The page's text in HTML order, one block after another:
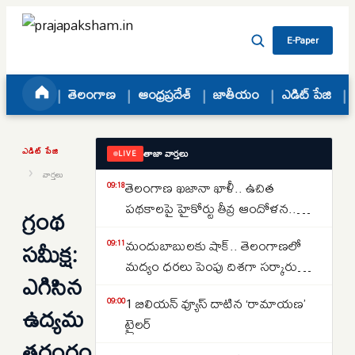
Skip to content
E-Paper
తెలంగాణ ఆంధ్రప్రదేశ్ జాతీయం ఎడిట్ పేజి
ఎడిట్ పేజి
› వార్తలు
గ్రంథ
సమీక్ష:
ఎగిసిన
ఉద్యమ
LIVE తాజా వార్తలు
09:18తెలంగాణ ఖజానా ఖాళీ.. ఉచిత
పథకాలపై హైకోర్టు తీవ్ర ఆందోళన..
నిలదీత..
09:11మందుబాబులకు షాక్.. తెలంగాణలో
మద్యం ధరలు పెంపు దిశగా సర్కారు
09:001 బిలియన్ వ్యూస్ దాటిన ‘రామాయణ’
ట్రైలర్